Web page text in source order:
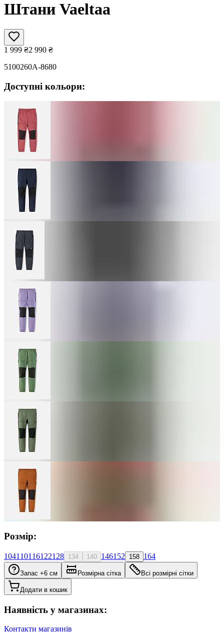
Штани Vaeltaa
1 999 ₴2 990 ₴
5100260A-8680
Доступні кольори:
Розмір:
104110116122128 134 140 146152 158 164
Запас +6 см Розмірна сітка Всі розмірні сітки
Додати в кошик
Наявність у магазинах:
Контакти магазинів